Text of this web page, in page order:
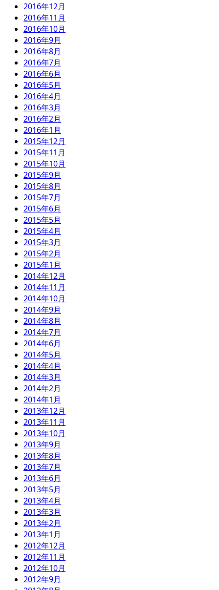
2016年12月
2016年11月
2016年10月
2016年9月
2016年8月
2016年7月
2016年6月
2016年5月
2016年4月
2016年3月
2016年2月
2016年1月
2015年12月
2015年11月
2015年10月
2015年9月
2015年8月
2015年7月
2015年6月
2015年5月
2015年4月
2015年3月
2015年2月
2015年1月
2014年12月
2014年11月
2014年10月
2014年9月
2014年8月
2014年7月
2014年6月
2014年5月
2014年4月
2014年3月
2014年2月
2014年1月
2013年12月
2013年11月
2013年10月
2013年9月
2013年8月
2013年7月
2013年6月
2013年5月
2013年4月
2013年3月
2013年2月
2013年1月
2012年12月
2012年11月
2012年10月
2012年9月